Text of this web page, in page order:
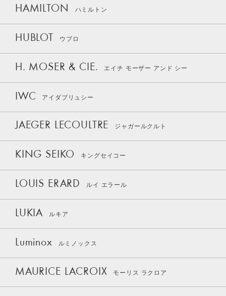
HAMILTON ハミルトン
HUBLOT ウブロ
H. MOSER & CIE. エイチ モーザー アンド シー
IWC アイダブリュシー
JAEGER LECOULTRE ジャガールクルト
KING SEIKO キングセイコー
LOUIS ERARD ルイ エラール
LUKIA ルキア
Luminox ルミノックス
MAURICE LACROIX モーリス ラクロア